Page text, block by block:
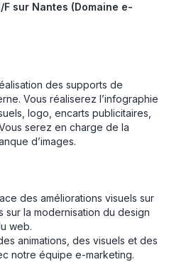
sur Nantes (Domaine e-
des supports de
Vous réaliserez l’infographie
logo, encarts publicitaires,
serez en charge de la
d’images.
des améliorations visuels sur
la modernisation du design
web.
animations, des visuels et des
notre équipe e-marketing.